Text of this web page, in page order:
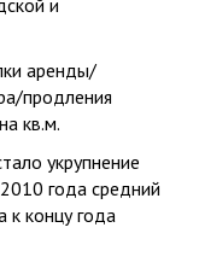
и
аренды/
продления
кв.м.
укрупнение
года средний
к концу года